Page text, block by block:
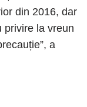
din 2016, dar
privire la vreun
a